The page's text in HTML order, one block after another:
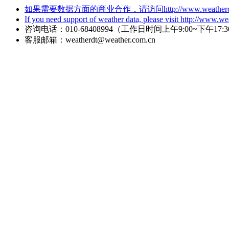
如果需要数据方面的商业合作，请访问http://
If you need support of weather data, please visit http://
咨询电话：010-68408994（工作日时间上午9:00~下午
客服邮箱：weatherdt@weather.com.cn